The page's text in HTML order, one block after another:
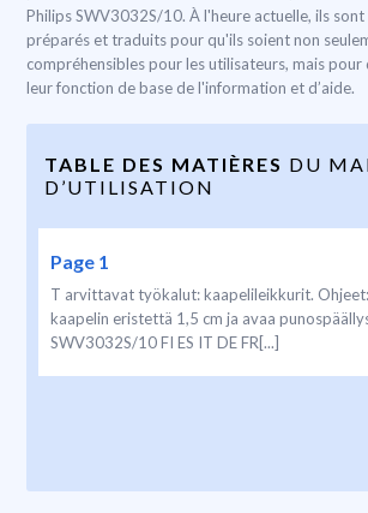
Philips SWV3032S/10. À l'heure actuelle, ils
préparés et traduits pour qu'ils soient non
compréhensibles pour les utilisateurs, mais pour
leur fonction de base de l'information et d’aide.
TABLE DES MATIÈRES DU
D’UTILISATION
Page 1
T arvittavat työkalut: kaapelileikkurit.
kaapelin eristettä 1,5 cm ja avaa
SWV3032S/10 FI ES IT DE FR[...]